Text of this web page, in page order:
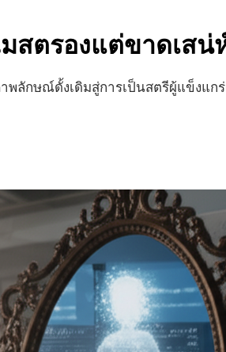
สตรองแต่ขาดเสน่
ลักษณ์ดั้งเดิมสู่การเป็นสตรีผู้แข็งแก